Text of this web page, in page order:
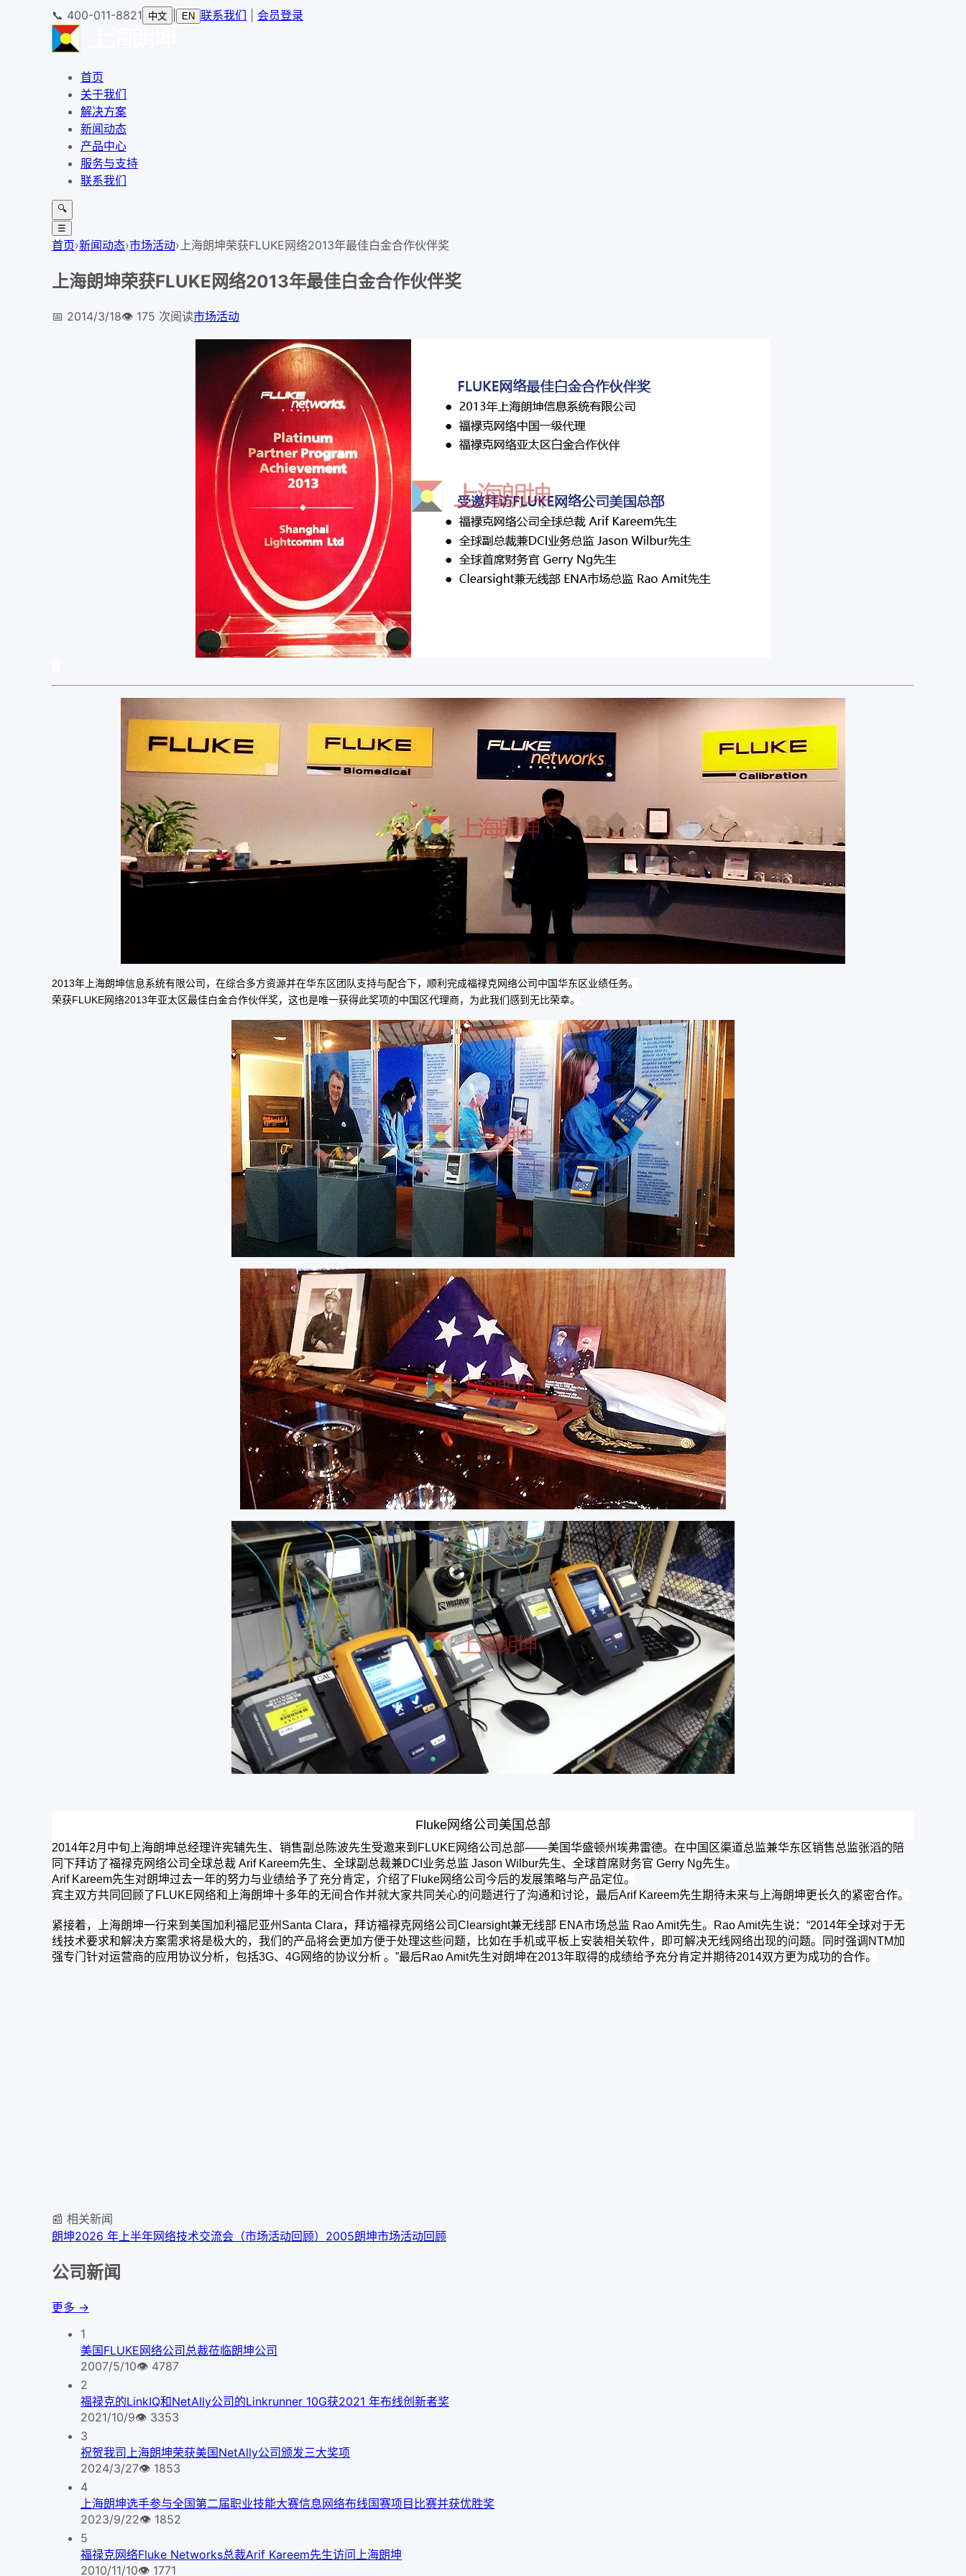
📞 400-011-8821 中文 EN 联系我们 会员登录
首页
关于我们
解决方案
新闻动态
产品中心
服务与支持
联系我们
🔍
☰
首页›新闻动态›市场活动›上海朗坤荣获FLUKE网络2013年最佳白金合作伙伴奖
上海朗坤荣获FLUKE网络2013年最佳白金合作伙伴奖
📅 2014/3/18👁️ 175 次阅读市场活动
2013年上海朗坤信息系统有限公司，在综合多方资源并在华东区团队支持与配合下，顺利完成福禄克网络公司中国华东区业绩任务。
荣获FLUKE网络2013年亚太区最佳白金合作伙伴奖，这也是唯一获得此奖项的中国区代理商，为此我们感到无比荣幸。
Fluke网络公司美国总部
2014年2月中旬上海朗坤总经理许宪辅先生、销售副总陈波先生受邀来到FLUKE网络公司总部——美国华盛顿州埃弗雷德。在中国区渠道总监兼华东区销售总监张滔的陪
同下拜访了福禄克网络公司全球总裁 Arif Kareem先生、全球副总裁兼DCI业务总监 Jason Wilbur先生、全球首席财务官 Gerry Ng先生。
Arif Kareem先生对朗坤过去一年的努力与业绩给予了充分肯定，介绍了Fluke网络公司今后的发展策略与产品定位。
宾主双方共同回顾了FLUKE网络和上海朗坤十多年的无间合作并就大家共同关心的问题进行了沟通和讨论，最后Arif Kareem先生期待未来与上海朗坤更长久的紧密合作。
紧接着，上海朗坤一行来到美国加利福尼亚州Santa Clara，拜访福禄克网络公司Clearsight兼无线部 ENA市场总监 Rao Amit先生。Rao Amit先生说：“2014年全球对于无
线技术要求和解决方案需求将是极大的，我们的产品将会更加方便于处理这些问题，比如在手机或平板上安装相关软件，即可解决无线网络出现的问题。同时强调NTM加
强专门针对运营商的应用协议分析，包括3G、4G网络的协议分析 。”最后Rao Amit先生对朗坤在2013年取得的成绩给予充分肯定并期待2014双方更为成功的合作。
📰 相关新闻
朗坤2026 年上半年网络技术交流会（市场活动回顾） 2005朗坤市场活动回顾
公司新闻
更多 →
1
美国FLUKE网络公司总裁莅临朗坤公司
2007/5/10👁 4787
2
福禄克的LinkIQ和NetAlly公司的Linkrunner 10G获2021 年布线创新者奖
2021/10/9👁 3353
3
祝贺我司上海朗坤荣获美国NetAlly公司颁发三大奖项
2024/3/27👁 1853
4
上海朗坤选手参与全国第二届职业技能大赛信息网络布线国赛项目比赛并获优胜奖
2023/9/22👁 1852
5
福禄克网络Fluke Networks总裁Arif Kareem先生访问上海朗坤
2010/11/10👁 1771